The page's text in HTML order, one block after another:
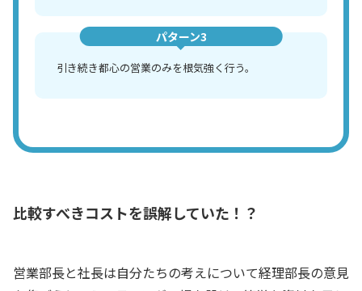
パターン3
引き続き都心の営業のみを根気強く行う。
比較すべきコストを誤解していた！？
営業部長と社長は自分たちの考えについて経理部長の意見